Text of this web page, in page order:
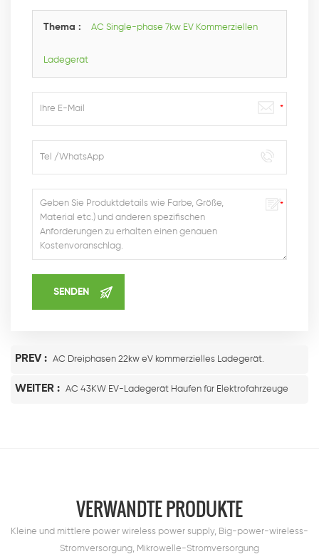
können.
Thema : AC Single-phase 7kw EV Kommerziellen
Ladegerät
PREV : AC Dreiphasen 22kw eV kommerzielles Ladegerät.
WEITER : AC 43KW EV-Ladegerät Haufen für Elektrofahrzeuge
VERWANDTE PRODUKTE
Kleine und mittlere power wireless power supply, Big-power-wireless-
Stromversorgung, Mikrowelle-Stromversorgung